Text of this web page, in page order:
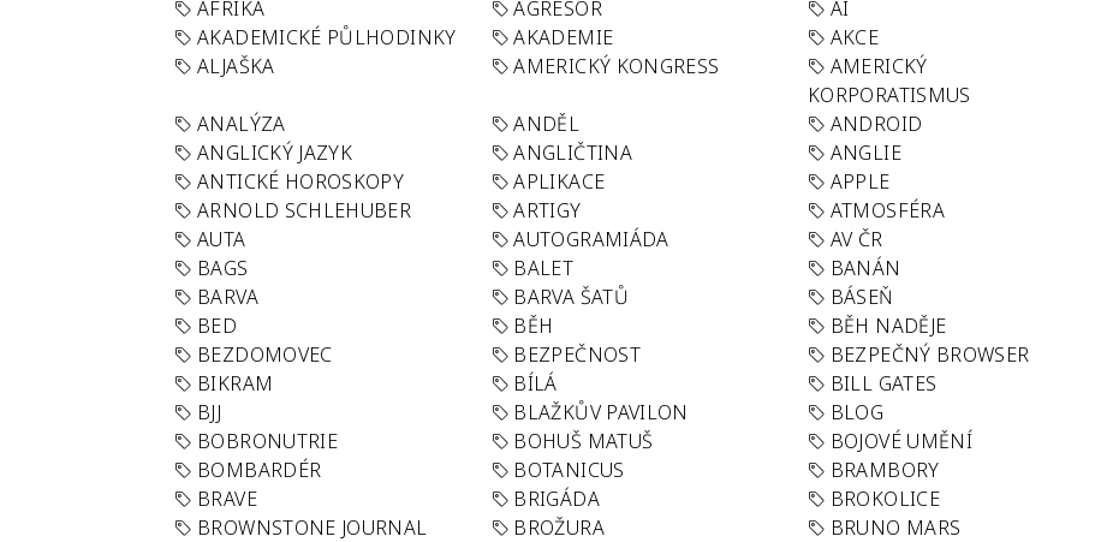
AFRIKA
AGRESOR AI
AKADEMICKÉ PŮLHODINKY
AKADEMIE AKCE
ALJAŠKA
AMERICKÝ KONGRESS
AMERICKÝ
KORPORATISMUS
ANALÝZA ANDĚL ANDROID
ANGLICKÝ JAZYK
ANGLIČTINA ANGLIE
ANTICKÉ HOROSKOPY
APLIKACE APPLE
ARNOLD SCHLEHUBER
ARTIGY ATMOSFÉRA
AUTA
AUTOGRAMIÁDA AV ČR
BAGS
BALET BANÁN
BARVA
BARVA ŠATŮ BÁSEŇ
BED
BĚH BĚH NADĚJE
BEZDOMOVEC
BEZPEČNOST BEZPEČNÝ BROWSER
BIKRAM
BÍLÁ BILL GATES
BJJ
BLAŽKŮV PAVILON BLOG
BOBRONUTRIE
BOHUŠ MATUŠ BOJOVÉ UMĚNÍ
BOMBARDÉR
BOTANICUS BRAMBORY
BRAVE
BRIGÁDA BROKOLICE
BROWNSTONE JOURNAL
BROŽURA BRUNO MARS